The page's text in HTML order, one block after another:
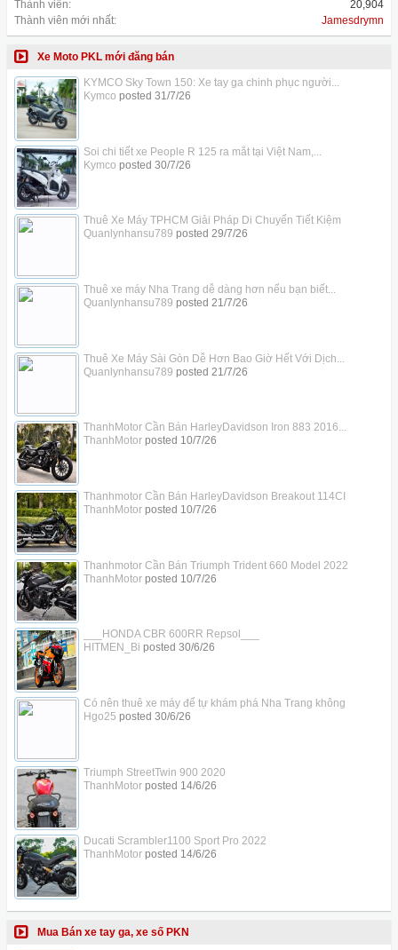
Thành viên:
20,904
Thành viên mới nhất:
Jamesdrymn
Xe Moto PKL mới đăng bán
KYMCO Sky Town 150: Xe tay ga chinh phục người...
Kymco posted 31/7/26
Soi chi tiết xe People R 125 ra mắt tại Việt Nam,...
Kymco posted 30/7/26
Thuê Xe Máy TPHCM Giải Pháp Di Chuyển Tiết Kiệm
Quanlynhansu789 posted 29/7/26
Thuê xe máy Nha Trang dễ dàng hơn nếu bạn biết...
Quanlynhansu789 posted 21/7/26
Thuê Xe Máy Sài Gòn Dễ Hơn Bao Giờ Hết Với Dịch...
Quanlynhansu789 posted 21/7/26
ThanhMotor Cần Bán HarleyDavidson Iron 883 2016...
ThanhMotorposted 10/7/26
Thanhmotor Cần Bán HarleyDavidson Breakout 114CI
ThanhMotorposted 10/7/26
Thanhmotor Cần Bán Triumph Trident 660 Model 2022
ThanhMotorposted 10/7/26
___HONDA CBR 600RR Repsol___
HITMEN_Bi posted 30/6/26
Có nên thuê xe máy để tự khám phá Nha Trang không
Hgo25 posted 30/6/26
Triumph StreetTwin 900 2020
ThanhMotorposted 14/6/26
Ducati Scrambler1100 Sport Pro 2022
ThanhMotorposted 14/6/26
Mua Bán xe tay ga, xe số PKN